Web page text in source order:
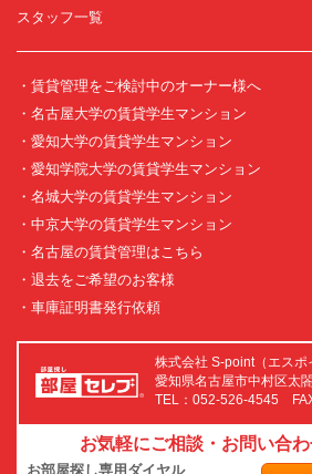
スタッフ一覧
・賃貸管理をご検討中のオーナー様へ
・名古屋大学の賃貸学生マンション
・愛知大学の賃貸学生マンション
・愛知学院大学の賃貸学生マンション
・名城大学の賃貸学生マンション
・中京大学の賃貸学生マンション
・名古屋の賃貸管理はこちら
・退去をご希望のお客様
・車庫証明書発行依頼
株式会社 S-point（エスポ
愛知県名古屋市中村区太
TEL：052-526-4545
お気軽にご相談・お問い合わ
お部屋探し専用ダイヤル